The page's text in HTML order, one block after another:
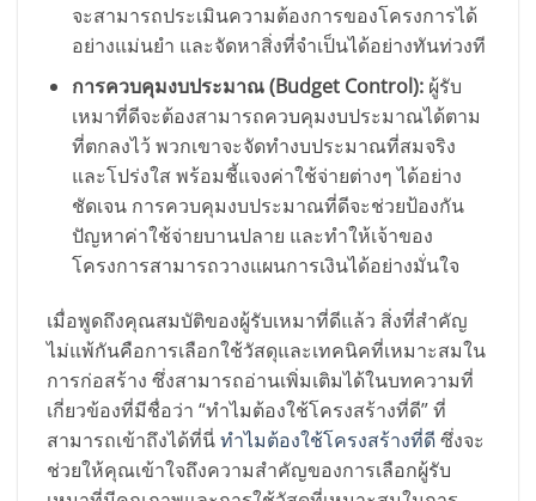
จะสามารถประเมินความต้องการของโครงการได้
อย่างแม่นยำ และจัดหาสิ่งที่จำเป็นได้อย่างทันท่วงที
การควบคุมงบประมาณ (Budget Control):ผู้รับ
เหมาที่ดีจะต้องสามารถควบคุมงบประมาณได้ตาม
ที่ตกลงไว้ พวกเขาจะจัดทำงบประมาณที่สมจริง
และโปร่งใส พร้อมชี้แจงค่าใช้จ่ายต่างๆ ได้อย่าง
ชัดเจน การควบคุมงบประมาณที่ดีจะช่วยป้องกัน
ปัญหาค่าใช้จ่ายบานปลาย และทำให้เจ้าของ
โครงการสามารถวางแผนการเงินได้อย่างมั่นใจ
เมื่อพูดถึงคุณสมบัติของผู้รับเหมาที่ดีแล้ว สิ่งที่สำคัญ
ไม่แพ้กันคือการเลือกใช้วัสดุและเทคนิคที่เหมาะสมใน
การก่อสร้าง ซึ่งสามารถอ่านเพิ่มเติมได้ในบทความที่
เกี่ยวข้องที่มีชื่อว่า “ทำไมต้องใช้โครงสร้างที่ดี” ที่
สามารถเข้าถึงได้ที่นี่ทำไมต้องใช้โครงสร้างที่ดีซึ่งจะ
ช่วยให้คุณเข้าใจถึงความสำคัญของการเลือกผู้รับ